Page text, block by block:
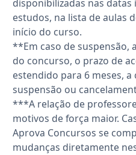
disponibilizadas nas
estudos, na lista de aulas
início do curso.
**Em caso de suspensão,
do concurso, o prazo de
estendido para 6 meses,
suspensão ou
***A relação de
motivos de força maior.
Aprova Concursos se
mudanças diretamente